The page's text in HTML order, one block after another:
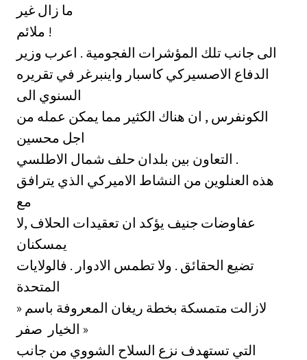
ما زال غير
ملائم !
الى جانب تلك المؤشرات الفجومية . اعرب وزير
الدفاع الاصسيركي كاسبار واينبرغر في تقريره
السنوي الى
الكونفرس , ان هناك الكثير مما يمكن عمله من
اجل محسين
التعاون بين بلدان حلف شمال الاطلسي .
هذه العنلوين من النشاط الاميركي الذي يترافق
مع
عفاوضات جنيف يؤكد ان تعقيدات الحلاف ,لا
يمسكنان
تضيع الحقائق . ولا تطمس الادوار . فالولايات
المتحدة
لازالت متمسكة بخطة ريغان المعروفة باسم «
الخيار ‏ صفر »
التي تستهدف نزع السلاح الشووي من جانب